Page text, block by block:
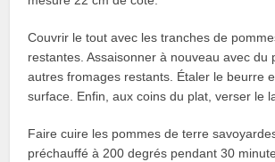
Couvrir le tout avec les tranches de
restantes. Assaisonner à nouveau avec du
autres fromages restants. Étaler le beurre
surface. Enfin, aux coins du plat, verser le
Faire cuire les pommes de terre
préchauffé à 200 degrés pendant 30